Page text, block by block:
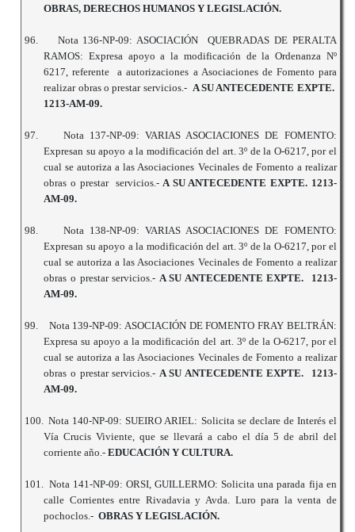
OBRAS, DERECHOS HUMANOS Y LEGISLACIÓN.
96.
Nota 136-NP-09: ASOCIACIÓN QUEBRADAS DE PERALTA
RAMOS: Expresa apoyo a la modificación de la Ordenanza Nº
6217, referente a autorizaciones a Asociaciones de Fomento para
realizar obras o prestar servicios.- A SU ANTECEDENTE EXPTE.
1213-AM-09.
97.
Nota 137-NP-09: VARIAS ASOCIACIONES DE FOMENTO:
Expresan su apoyo a la modificación del art. 3º de la O-6217, por el
cual se autoriza a las Asociaciones Vecinales de Fomento a realizar
obras o prestar servicios.-A SU ANTECEDENTE EXPTE. 1213-
AM-09.
98.
Nota 138-NP-09: VARIAS ASOCIACIONES DE FOMENTO:
Expresan su apoyo a la modificación del art. 3º de la O-6217, por el
cual se autoriza a las Asociaciones Vecinales de Fomento a realizar
obras o prestar servicios.- A SU ANTECEDENTE EXPTE. 1213-
AM-09.
99.
Nota 139-NP-09: ASOCIACIÓN DE FOMENTO FRAY BELTRÁN:
Expresa su apoyo a la modificación del art. 3º de la O-6217, por el
cual se autoriza a las Asociaciones Vecinales de Fomento a realizar
obras o prestar servicios.- A SU ANTECEDENTE EXPTE. 1213-
AM-09.
100. Nota 140-NP-09: SUEIRO ARIEL: Solicita se declare de Interés el
Vía Crucis Viviente, que se llevará a cabo el día 5 de abril del
corriente año.-EDUCACIÓN Y CULTURA.
101. Nota 141-NP-09: ORSI, GUILLERMO: Solicita una parada fija en
calle Corrientes entre Rivadavia y Avda. Luro para la venta de
pochoclos.-OBRAS Y LEGISLACIÓN.